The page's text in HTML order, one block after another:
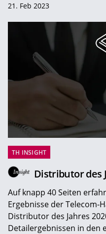
21. Feb 2023
TH INSIGHT
Distributor des
Auf knapp 40 Seiten
Ergebnisse der Telecom-
Distributor des Jahres
Detailergebnissen in den